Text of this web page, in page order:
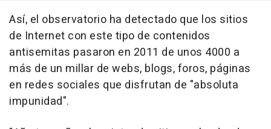
Así, el observatorio ha detectado que los sitios
de Internet con este tipo de contenidos
antisemitas pasaron en 2011 de unos 4000 a
más de un millar de webs, blogs, foros, páginas
en redes sociales que disfrutan de "absoluta
impunidad".